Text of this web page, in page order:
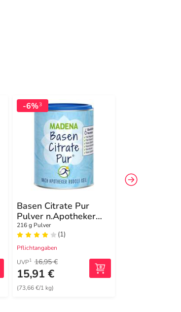
-6%3
Basen Citrate Pur
Pulver n.Apotheker
Rudolf Keil
216 g Pulver
(1)
Pflichtangaben
UVP1 16,95 €
15,91 €
(73,66 €/1 kg)